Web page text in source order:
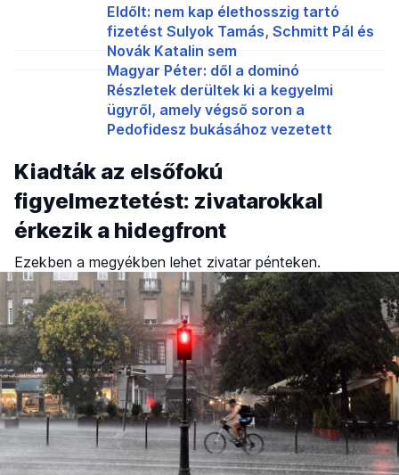
Eldőlt: nem kap élethosszig tartó
fizetést Sulyok Tamás, Schmitt Pál és
Novák Katalin sem
Magyar Péter: dől a dominó
Részletek derültek ki a kegyelmi
ügyről, amely végső soron a
Pedofidesz bukásához vezetett
Kiadták az elsőfokú
figyelmeztetést: zivatarokkal
érkezik a hidegfront
Ezekben a megyékben lehet zivatar pénteken.